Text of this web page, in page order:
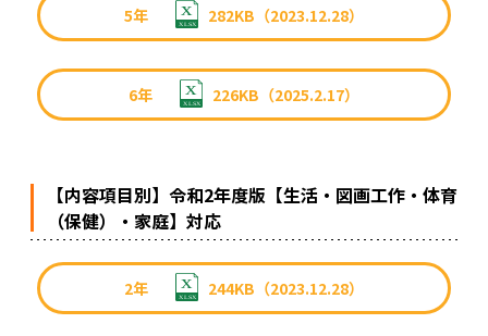
5年 282KB（2023.12.28）
6年 226KB（2025.2.17）
【内容項目別】令和2年度版【生活・図画工作・体育
（保健）・家庭】対応
2年 244KB（2023.12.28）